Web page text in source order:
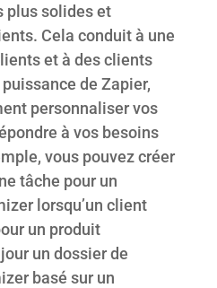
plus solides et
Cela conduit à une
et à des clients
de Zapier,
personnaliser vos
à vos besoins
vous pouvez créer
tâche pour un
lorsqu’un client
un produit
un dossier de
basé sur un